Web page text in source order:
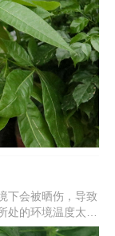
修剪烂根，并换新
下会被晒伤，导致
的环境温度太低
时间不浇水，土壤